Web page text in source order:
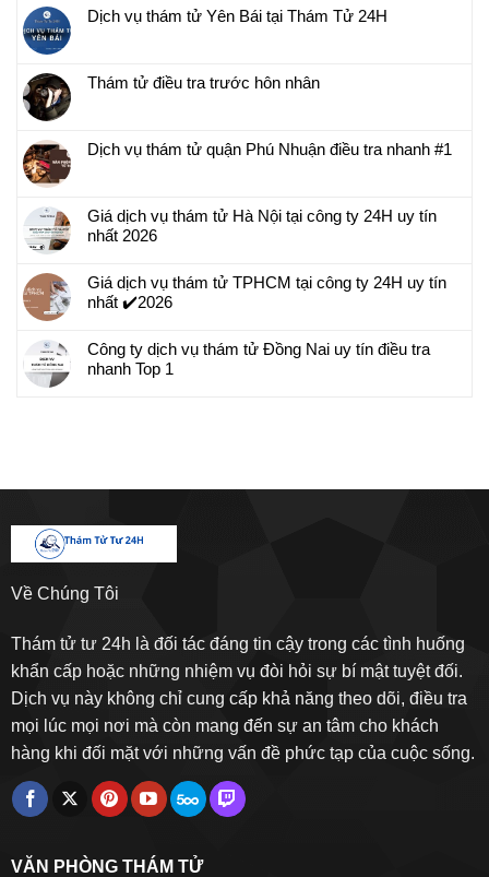
Dịch vụ thám tử Yên Bái tại Thám Tử 24H
Thám tử điều tra trước hôn nhân
Dịch vụ thám tử quận Phú Nhuận điều tra nhanh #1
Giá dịch vụ thám tử Hà Nội tại công ty 24H uy tín
nhất 2026
Giá dịch vụ thám tử TPHCM tại công ty 24H uy tín
nhất ✔️2026
Công ty dịch vụ thám tử Đồng Nai uy tín điều tra
nhanh Top 1
Về Chúng Tôi
Thám tử tư 24h là đối tác đáng tin cậy trong các tình huống
khẩn cấp hoặc những nhiệm vụ đòi hỏi sự bí mật tuyệt đối.
Dịch vụ này không chỉ cung cấp khả năng theo dõi, điều tra
mọi lúc mọi nơi mà còn mang đến sự an tâm cho khách
hàng khi đối mặt với những vấn đề phức tạp của cuộc sống.
VĂN PHÒNG THÁM TỬ